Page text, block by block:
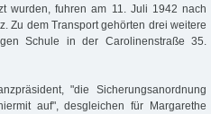
wurden, fuhren am 11. Juli 1942 nach
Zu dem Transport gehörten drei weitere
Schule in der Carolinenstraße 35.
"die Sicherungsanordnung
auf", desgleichen für Margarethe